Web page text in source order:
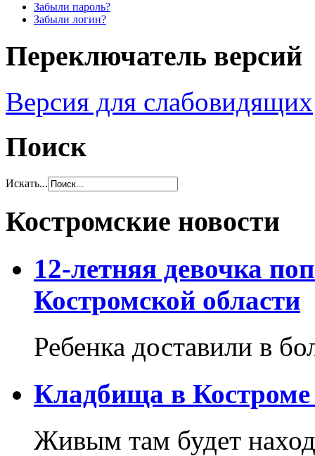
Забыли пароль?
Забыли логин?
Переключатель версий
Версия для слабовидящих
Поиск
Искать...
Костромские новости
12-летняя девочка
Костромской области
Ребенка доставили в
Кладбища в Костроме
Живым там будет